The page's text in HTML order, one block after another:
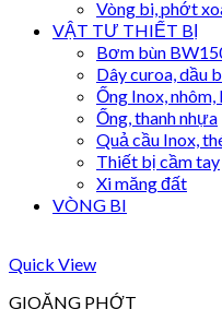
Vòng bi, phớt
VẬT TƯ THIẾT BỊ
Bơm bùn
Dây curoa, dầu
Ống Inox, nhôm,
Ống, thanh nhựa
Quả cầu Inox,
Thiết bị cầm tay
Xi măng đất
VÒNG BI
Quick View
GIOĂNG PHỚT